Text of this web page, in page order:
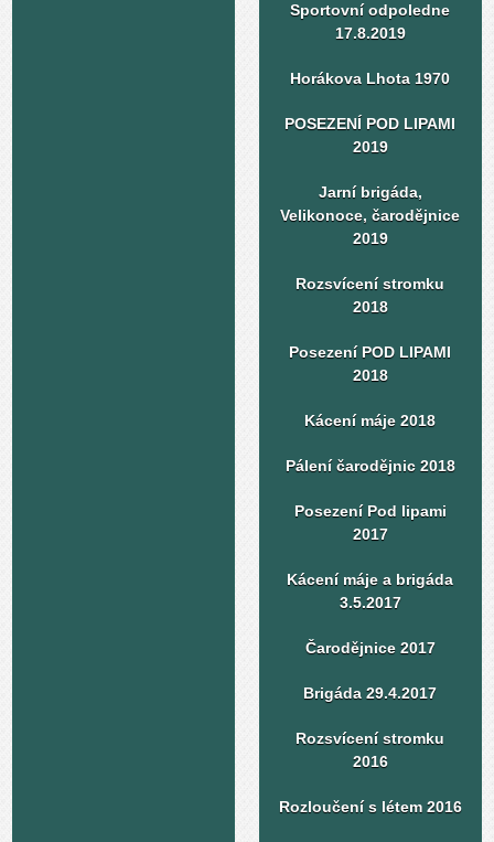
Sportovní odpoledne
17.8.2019
Horákova Lhota 1970
POSEZENÍ POD LIPAMI
2019
Jarní brigáda,
Velikonoce, čarodějnice
2019
Rozsvícení stromku
2018
Posezení POD LIPAMI
2018
Kácení máje 2018
Pálení čarodějnic 2018
Posezení Pod lipami
2017
Kácení máje a brigáda
3.5.2017
Čarodějnice 2017
Brigáda 29.4.2017
Rozsvícení stromku
2016
Rozloučení s létem 2016